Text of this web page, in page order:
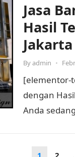
Jasa
Hasil
Byadmin •
[elementor-
dengan
Anda
1 2